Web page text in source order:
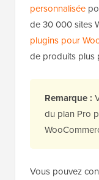
personnalisée
de 30 000 sites
plugins pour
de produits plus
Remarque :
du plan Pro
Vous pouvez